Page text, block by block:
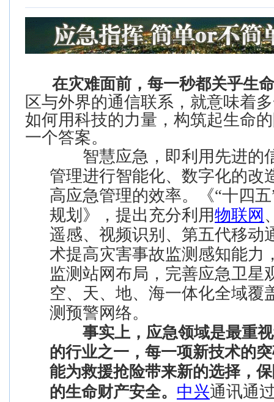
在灾难面前，每一秒都关乎生
区与外界的通信联系，就意味着
如何用科技的力量，构筑起生命
一个答案。
智慧应急，即利用先进的
管理进行智能化、数字化的改
高应急管理的效率。《“十四
规划》，提出充分利用物联网
遥感、视频识别、第五代移动
术提高灾害事故监测感知能力
监测站网布局，完善应急卫星
空、天、地、海一体化全域覆
测预警网络。
事实上，应急领域是最重
的行业之一，每一项新技术的
能为救援抢险带来新的选择，
的生命财产安全。 中兴通讯通